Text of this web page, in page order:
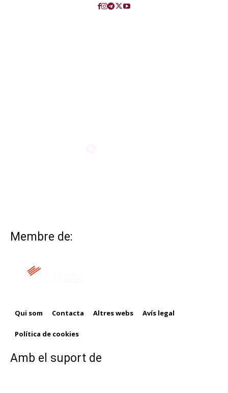
Membre de:
Qui som Contacta Altres webs Avís legal
Política de cookies
Amb el suport de